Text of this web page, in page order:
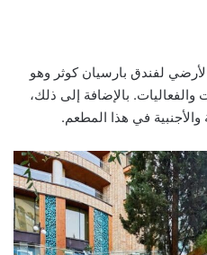
لفندق بارسيان كوثر وهو
بالإضافة إلى ذلك،
والأجنبية في هذا المطعم.